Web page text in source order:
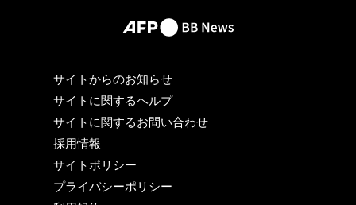
サイトからのお知らせ
サイトに関するヘルプ
サイトに関するお問い合わせ
採用情報
サイトポリシー
プライバシーポリシー